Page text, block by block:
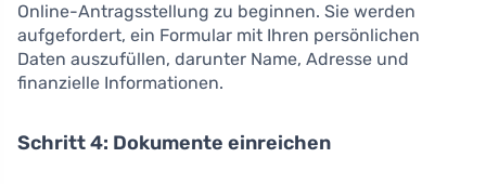
Online-Antragsstellung zu beginnen. Sie werden
aufgefordert, ein Formular mit Ihren persönlichen
Daten auszufüllen, darunter Name, Adresse und
finanzielle Informationen.
Schritt 4: Dokumente einreichen